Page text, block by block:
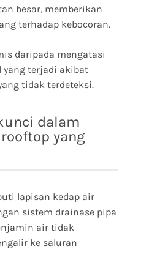
besar, memberikan
terhadap kebocoran.
daripada mengatasi
terjadi akibat
tidak terdeteksi.
dalam
yang
lapisan kedap air
sistem drainase pipa
air tidak
ke saluran